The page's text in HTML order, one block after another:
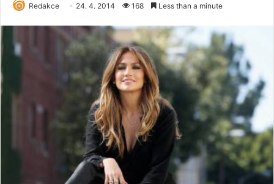
Redakce 24. 4. 2014 168 Less than a minute